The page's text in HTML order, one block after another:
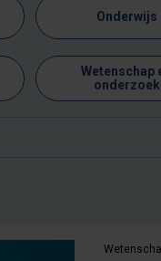
Onderwijs
Wetenschap
onderzoek